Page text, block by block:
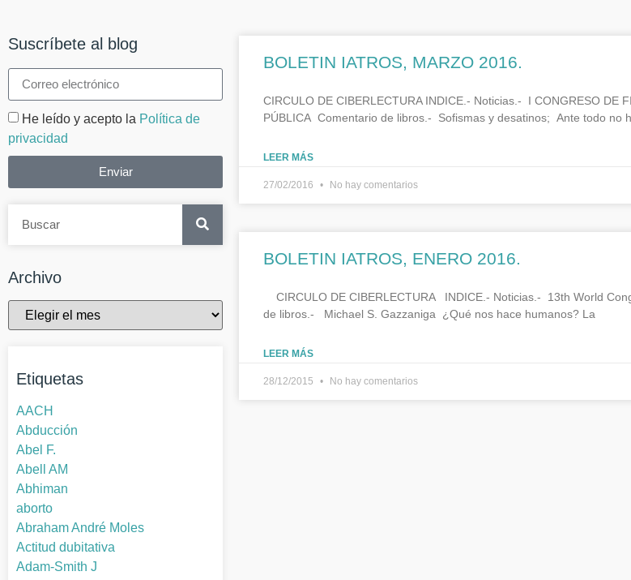
Suscríbete al blog
He leído y acepto la Política de
privacidad
Enviar
Archivo
Etiquetas
AACH
Abducción
Abel F.
Abell AM
Abhiman
aborto
Abraham André Moles
Actitud dubitativa
Adam-Smith J
BOLETIN IATROS, MARZO 2016.
CIRCULO DE CIBERLECTURA INDICE.- Noticias.- I CONGRESO DE
PÚBLICA Comentario de libros.- Sofismas y desatinos; Ante todo no
LEER MÁS
27/02/2016 No hay comentarios
BOLETIN IATROS, ENERO 2016.
CIRCULO DE CIBERLECTURA INDICE.- Noticias.- 13th World
de libros.- Michael S. Gazzaniga ¿Qué nos hace humanos? La
LEER MÁS
28/12/2015 No hay comentarios